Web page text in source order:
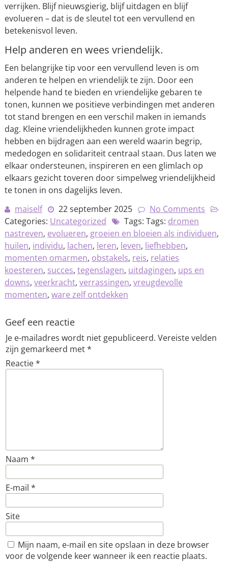
verrijken. Blijf nieuwsgierig, blijf uitdagen en blijf
evolueren – dat is de sleutel tot een vervullend en
betekenisvol leven.
Help anderen en wees vriendelijk.
Een belangrijke tip voor een vervullend leven is om
anderen te helpen en vriendelijk te zijn. Door een
helpende hand te bieden en vriendelijke gebaren te
tonen, kunnen we positieve verbindingen met anderen
tot stand brengen en een verschil maken in iemands
dag. Kleine vriendelijkheden kunnen grote impact
hebben en bijdragen aan een wereld waarin begrip,
mededogen en solidariteit centraal staan. Dus laten we
elkaar ondersteunen, inspireren en een glimlach op
elkaars gezicht toveren door simpelweg vriendelijkheid
te tonen in ons dagelijks leven.
maiself
22 september 2025
No Comments
Categories: Uncategorized Tags: Tags: dromen
nastreven, evolueren, groeien en bloeien als individuen,
huilen, individu, lachen, leren, leven, liefhebben,
momenten omarmen, obstakels, reis, relaties
koesteren, succes, tegenslagen, uitdagingen, ups en
downs, veerkracht, verrassingen, vreugdevolle
momenten, ware zelf ontdekken
Geef een reactie
Je e-mailadres wordt niet gepubliceerd. Vereiste velden
zijn gemarkeerd met*
Reactie*
Naam *
E-mail *
Site
Mijn naam, e-mail en site opslaan in deze browser
voor de volgende keer wanneer ik een reactie plaats.